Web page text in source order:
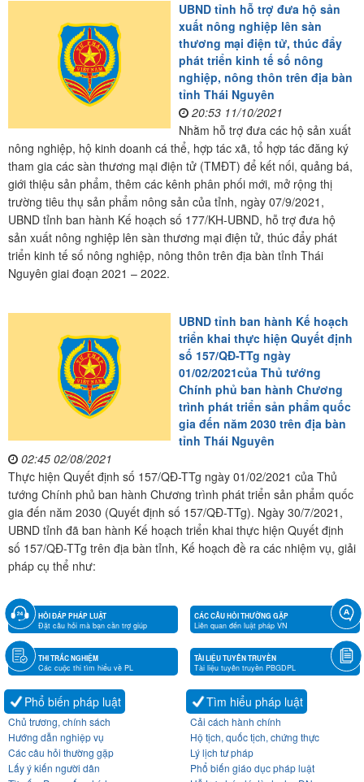
UBND tỉnh hỗ trợ đưa hộ sản
xuất nông nghiệp lên sàn
thương mại điện tử, thúc đẩy
phát triển kinh tế số nông
nghiệp, nông thôn trên địa bàn
tỉnh Thái Nguyên
20:53 11/10/2021
Nhằm hỗ trợ đưa các hộ sản xuất
nông nghiệp, hộ kinh doanh cá thể, hợp tác xã, tổ hợp tác đăng ký
tham gia các sàn thương mại điện tử (TMĐT) để kết nối, quảng bá,
giới thiệu sản phẩm, thêm các kênh phân phối mới, mở rộng thị
trường tiêu thụ sản phẩm nông sản của tỉnh, ngày 07/9/2021,
UBND tỉnh ban hành Kế hoạch số 177/KH-UBND, hỗ trợ đưa hộ
sản xuất nông nghiệp lên sàn thương mại điện tử, thúc đẩy phát
triển kinh tế số nông nghiệp, nông thôn trên địa bàn tỉnh Thái
Nguyên giai đoạn 2021 – 2022.
UBND tỉnh ban hành Kế hoạch
triển khai thực hiện Quyết định
số 157/QĐ-TTg ngày
01/02/2021của Thủ tướng
Chính phủ ban hành Chương
trình phát triển sản phẩm quốc
gia đến năm 2030 trên địa bàn
tỉnh Thái Nguyên
02:45 02/08/2021
Thực hiện Quyết định số 157/QĐ-TTg ngày 01/02/2021 của Thủ
tướng Chính phủ ban hành Chương trình phát triển sản phẩm quốc
gia đến năm 2030 (Quyết định số 157/QĐ-TTg). Ngày 30/7/2021,
UBND tỉnh đã ban hành Kế hoạch triển khai thực hiện Quyết định
số 157/QĐ-TTg trên địa bàn tỉnh, Kế hoạch đề ra các nhiệm vụ, giải
pháp cụ thể như:
HỎI ĐÁP PHÁP LUẬT
Đặt câu hỏi mà bạn cần trợ giúp
CÁC CÂU HỎI THƯỜNG GẶP
Liên quan đến luật pháp VN
THI TRẮC NGHIỆM
Các cuộc thi tìm hiểu về PL
TÀI LIỆU TUYÊN TRUYỀN
Tài liệu tuyên truyền PBGDPL
Phổ biến pháp luật
Chủ trương, chính sách
Hướng dẫn nghiệp vụ
Các câu hỏi thường gặp
Lấy ý kiến người dân
Tìm hiểu pháp luật
Cải cách hành chính
Hộ tịch, quốc tịch, chứng thực
Lý lịch tư pháp
Phổ biến giáo dục pháp luật